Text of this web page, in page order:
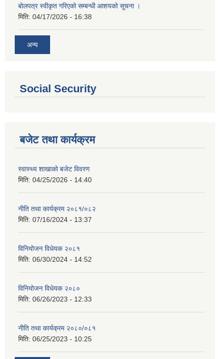
बोलपत्र स्वीकृत गरिएको सम्बन्धी आशयको सूचना ।
मिति: 04/17/2026 - 16:38
अन्य
Social Security
बजेट तथा कार्यक्रम
स्वास्थ्य शाखाको बजेट विवरण
मिति: 04/25/2026 - 14:40
नीति तथा कार्यक्रम २०८१/०८२
मिति: 07/16/2024 - 13:37
विनियोजन विधेयक २०८१
मिति: 06/30/2024 - 14:52
विनियोजन विधेयक २०८०
मिति: 06/26/2023 - 12:33
नीति तथा कार्यक्रम २०८०/०८१
मिति: 06/25/2023 - 10:25